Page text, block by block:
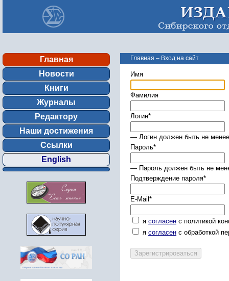
Главная
Новости
Книги
Журналы
Редактору
Наши достижения
Ссылки
English
Главная – Вход на сайт
Имя
Фамилия
Логин*
— Логин должен быть не
Пароль*
— Пароль должен быть не
Подтверждение пароля*
E-Mail *
я согласен с политикой
я согласен с обработкой